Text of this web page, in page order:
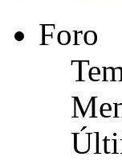
Foro